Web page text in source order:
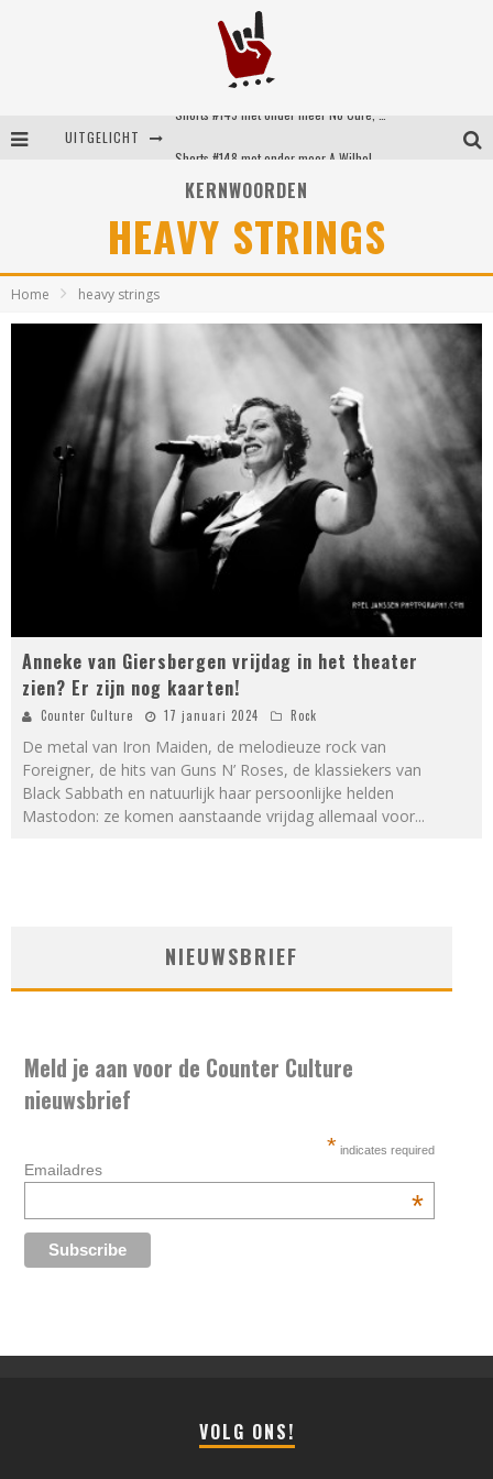
UITGELICHT
Britse emorockers van Basement maken tweede comeback met het indrukwekkende ‘Wired’
KERNWOORDEN
HEAVY STRINGS
Home heavy strings
Anneke van Giersbergen vrijdag in het theater
zien? Er zijn nog kaarten!
Counter Culture 17 januari 2024 Rock
De metal van Iron Maiden, de melodieuze rock van
Foreigner, de hits van Guns N’ Roses, de klassiekers van
Black Sabbath en natuurlijk haar persoonlijke helden
Mastodon: ze komen aanstaande vrijdag allemaal voor...
NIEUWSBRIEF
Meld je aan voor de Counter Culture
nieuwsbrief
* indicates required
Emailadres
*
VOLG ONS!